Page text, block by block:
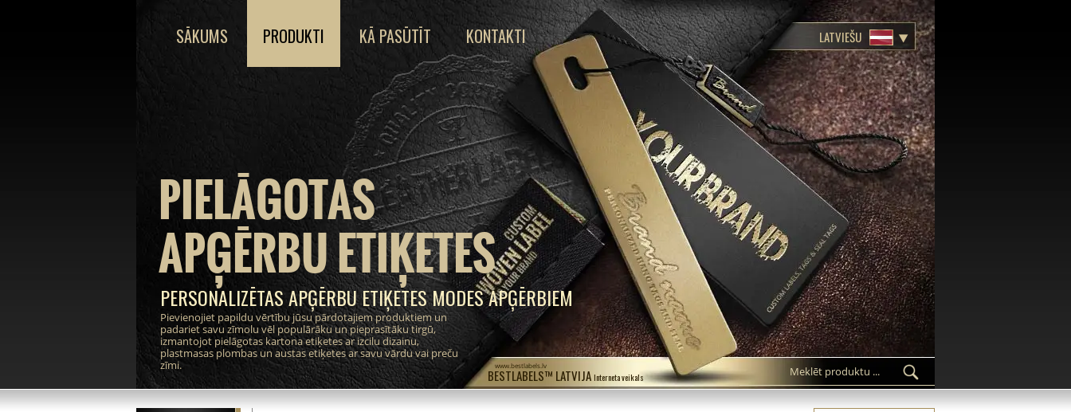
BESTLABELS™ LATVIJA Interneta veikals
www.bestlabels.lv
PIELĀGOTAS
APĢĒRBU ETIĶETES
PERSONALIZĒTAS APĢĒRBU ETIĶETES MODES APĢĒRBIEM
Pievienojiet papildu vērtību jūsu pārdotajiem produktiem un
padariet savu zīmolu vēl populārāku un pieprasītāku tirgū,
izmantojot pielāgotas kartona etiķetes ar izcilu dizainu,
plastmasas plombas un austas etiķetes ar savu vārdu vai preču
zīmi.
SĀKUMS PRODUKTI KĀ PASŪTĪT KONTAKTI LATVIEŠU